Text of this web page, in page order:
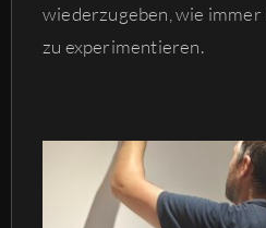
wiederzugeben, wie immer
zu experimentieren.